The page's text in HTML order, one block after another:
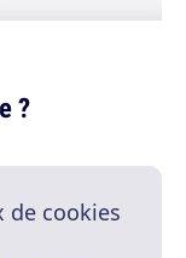
?
de cookies